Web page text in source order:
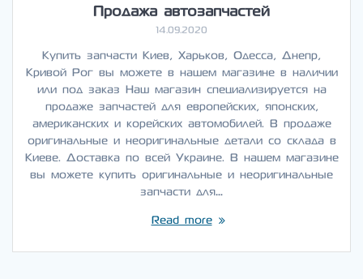
Продажа автозапчастей
14.09.2020
Купить запчасти Киев, Харьков, Одесса, Днепр,
Кривой Рог вы можете в нашем магазине в наличии
или под заказ Наш магазин специализируется на
продаже запчастей для европейских, японских,
американских и корейских автомобилей. В продаже
оригинальные и неоригинальные детали со склада в
Киеве. Доставка по всей Украине. В нашем магазине
вы можете купить оригинальные и неоригинальные
запчасти для…
Read more